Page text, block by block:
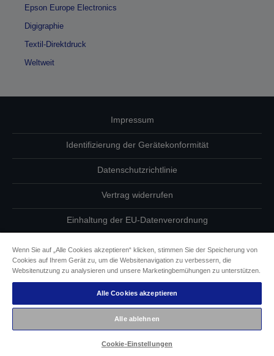
Epson Europe Electronics
Digigraphie
Textil-Direktdruck
Weltweit
Impressum
Identifizierung der Gerätekonformität
Datenschutzrichtlinie
Vertrag widerrufen
Einhaltung der EU-Datenverordnung
Informationen zu Cookies
Epson Engagement für Barrierefreiheit
Copyright © 2026 Seiko Epson
Wenn Sie auf „Alle Cookies akzeptieren“ klicken, stimmen Sie der Speicherung von
Cookies auf Ihrem Gerät zu, um die Websitenavigation zu verbessern, die
Websitenutzung zu analysieren und unsere Marketingbemühungen zu unterstützen.
Alle Cookies akzeptieren
Alle ablehnen
Cookie-Einstellungen